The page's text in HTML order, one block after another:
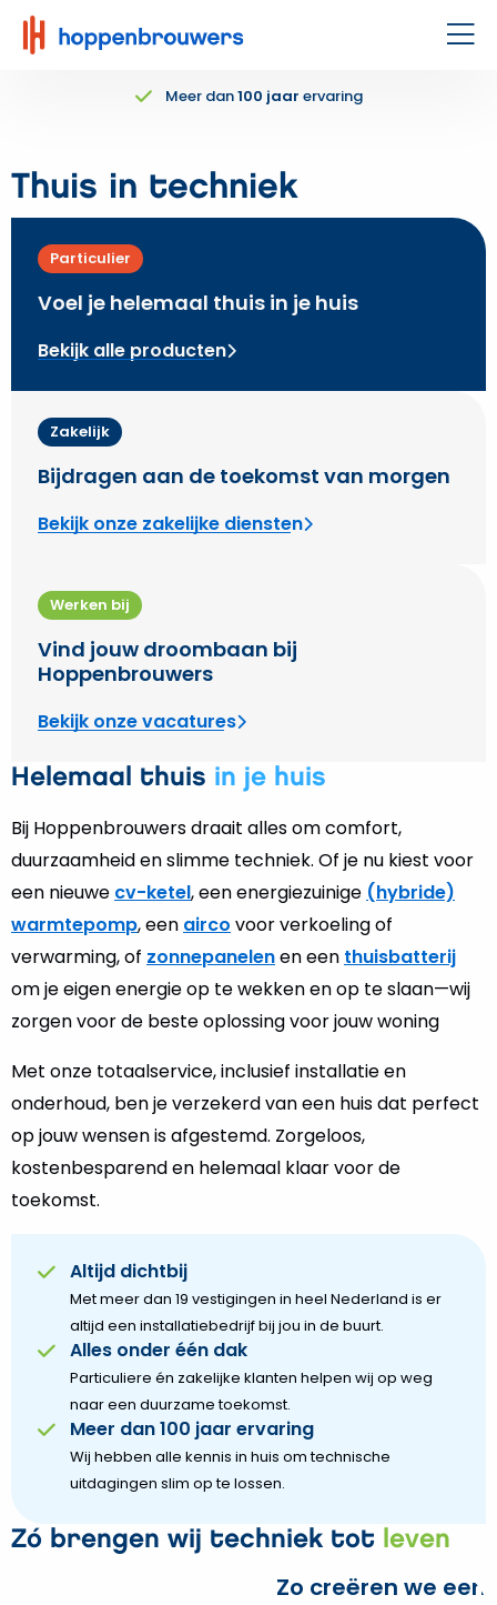
Hoppenbrouwers
|
Meer dan100 jaar ervaring
Thuis in techniek
Particulier
Voel je helemaal thuis in je huis
Bekijk alle producten
Zakelijk
Bijdragen aan de toekomst van morgen
Bekijk onze zakelijke diensten
Werken bij
Vind jouw droombaan bij
Hoppenbrouwers
Bekijk onze vacatures
Helemaal thuis in je huis
Bij Hoppenbrouwers draait alles om comfort,
duurzaamheid en slimme techniek. Of je nu kiest voor
een nieuwe cv-ketel, een energiezuinige (hybride)
warmtepomp, een airco voor verkoeling of
verwarming, of zonnepanelenen een thuisbatterij
om je eigen energie op te wekken en op te slaan—wij
zorgen voor de beste oplossing voor jouw woning
Met onze totaalservice, inclusief installatie en
onderhoud, ben je verzekerd van een huis dat perfect
op jouw wensen is afgestemd. Zorgeloos,
kostenbesparend en helemaal klaar voor de
toekomst.
Altijd dichtbij
Met meer dan 19 vestigingen in heel Nederland is er
altijd een installatiebedrijf bij jou in de buurt.
Alles onder één dak
Particuliere én zakelijke klanten helpen wij op weg
naar een duurzame toekomst.
Meer dan 100 jaar ervaring
Wij hebben alle kennis in huis om technische
uitdagingen slim op te lossen.
Zó brengen wij techniek tot leven
Zo creëren we een